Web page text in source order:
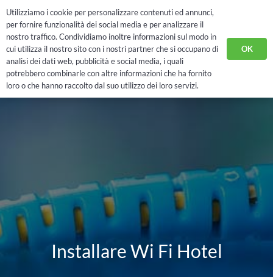
RICHIEDI DEMO
Installare Wi Fi Hotel
Utilizziamo i cookie per personalizzare contenuti ed annunci,
per fornire funzionalità dei social media e per analizzare il
nostro traffico. Condividiamo inoltre informazioni sul modo in
cui utilizza il nostro sito con i nostri partner che si occupano di
analisi dei dati web, pubblicità e social media, i quali
potrebbero combinarle con altre informazioni che ha fornito
loro o che hanno raccolto dal suo utilizzo dei loro servizi.
OK